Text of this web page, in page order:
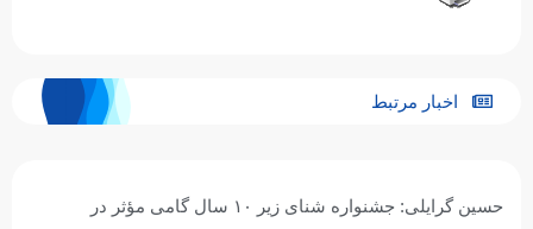
اخبار مرتبط
حسین گرایلی: جشنواره شنای زیر ۱۰ سال گامی مؤثر در